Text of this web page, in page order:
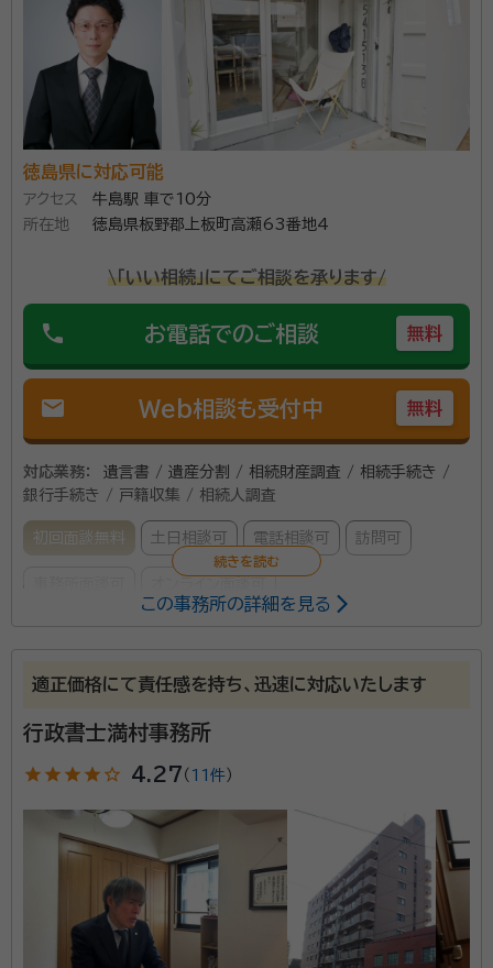
徳島県に対応可能
アクセス
牛島駅 車で10分
所在地
徳島県板野郡上板町高瀬63番地4
\「いい相続」にてご相談を承ります/
phone お電話でのご相談 無料
mail Web相談も受付中 無料
対応業務：
遺言書 / 遺産分割 / 相続財産調査 / 相続手続き /
銀行手続き / 戸籍収集 / 相続人調査
初回面談無料 土日相談可 電話相談可 訪問可
藤原 雅和（フジワラ マサカズ）
行政書士・宅地建物取引士・管理業
経歴： 徳島県出身、ごく一般的な相続から、休眠担保、数次相続まで。 時
正の遺産も負の財産になることもしばしばです。 お客様のご要望に応じ
示したうえで、 プラスアルファのご相談にのることも可能です。 ・暗号資
産（仮想通貨）の遺産分割も対応可能 ・相続人に外国籍の方が居り、在留
資格の変更が必要となる場合でも、対応可能 ※司法書士及び通常の行政
書士では、業務を扱えません。 ・遺産をうまく活用した資産運用コンサル
当事務所は牛島駅から車で10分のところにございま
す。駐車場も整備されております。 遺言作成の対応が可
能です。 お会いしてじっくりと話をさせていただき、全
力でお客様をサポートさせていただいております。初回
相談は無料ですのでお気軽にご相談ください。
資格等：
行政書士・宅地建物取引士・管理業務主任者・賃貸不動産経
この事務所の詳細を見る
適正価格にて責任感を持ち、迅速に対応いたします
行政書士満村事務所
star star star star star_outline 4.27 （ 11件）